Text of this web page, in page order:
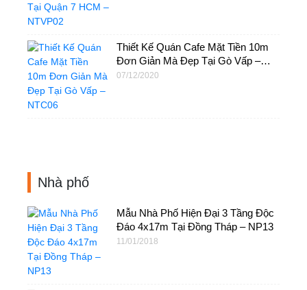
Thiết Kế Quán Cafe Mặt Tiền 10m
Đơn Giản Mà Đẹp Tại Gò Vấp –
NTC06
07/12/2020
Nhà phố
Mẫu Nhà Phố Hiện Đại 3 Tầng Độc
Đáo 4x17m Tại Đồng Tháp – NP13
11/01/2018